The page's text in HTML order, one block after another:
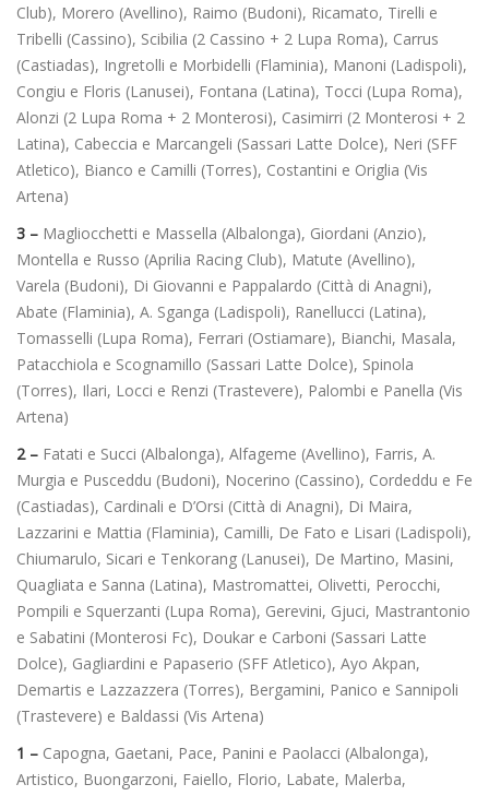
Club), Morero (Avellino), Raimo (Budoni), Ricamato, Tirelli e
Tribelli (Cassino), Scibilia (2 Cassino + 2 Lupa Roma), Carrus
(Castiadas), Ingretolli e Morbidelli (Flaminia), Manoni (Ladispoli),
Congiu e Floris (Lanusei), Fontana (Latina), Tocci (Lupa Roma),
Alonzi (2 Lupa Roma + 2 Monterosi), Casimirri (2 Monterosi + 2
Latina), Cabeccia e Marcangeli (Sassari Latte Dolce), Neri (SFF
Atletico), Bianco e Camilli (Torres), Costantini e Origlia (Vis
Artena)
3 – Magliocchetti e Massella (Albalonga), Giordani (Anzio),
Montella e Russo (Aprilia Racing Club), Matute (Avellino),
Varela (Budoni), Di Giovanni e Pappalardo (Città di Anagni),
Abate (Flaminia), A. Sganga (Ladispoli), Ranellucci (Latina),
Tomasselli (Lupa Roma), Ferrari (Ostiamare), Bianchi, Masala,
Patacchiola e Scognamillo (Sassari Latte Dolce), Spinola
(Torres), Ilari, Locci e Renzi (Trastevere), Palombi e Panella (Vis
Artena)
2 – Fatati e Succi (Albalonga), Alfageme (Avellino), Farris, A.
Murgia e Pusceddu (Budoni), Nocerino (Cassino), Cordeddu e Fe
(Castiadas), Cardinali e D’Orsi (Città di Anagni), Di Maira,
Lazzarini e Mattia (Flaminia), Camilli, De Fato e Lisari (Ladispoli),
Chiumarulo, Sicari e Tenkorang (Lanusei), De Martino, Masini,
Quagliata e Sanna (Latina), Mastromattei, Olivetti, Perocchi,
Pompili e Squerzanti (Lupa Roma), Gerevini, Gjuci, Mastrantonio
e Sabatini (Monterosi Fc), Doukar e Carboni (Sassari Latte
Dolce), Gagliardini e Papaserio (SFF Atletico), Ayo Akpan,
Demartis e Lazzazzera (Torres), Bergamini, Panico e Sannipoli
(Trastevere) e Baldassi (Vis Artena)
1 – Capogna, Gaetani, Pace, Panini e Paolacci (Albalonga),
Artistico, Buongarzoni, Faiello, Florio, Labate, Malerba,